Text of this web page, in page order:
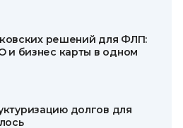
решений для ФЛП:
и бизнес карты в одном
долгов для